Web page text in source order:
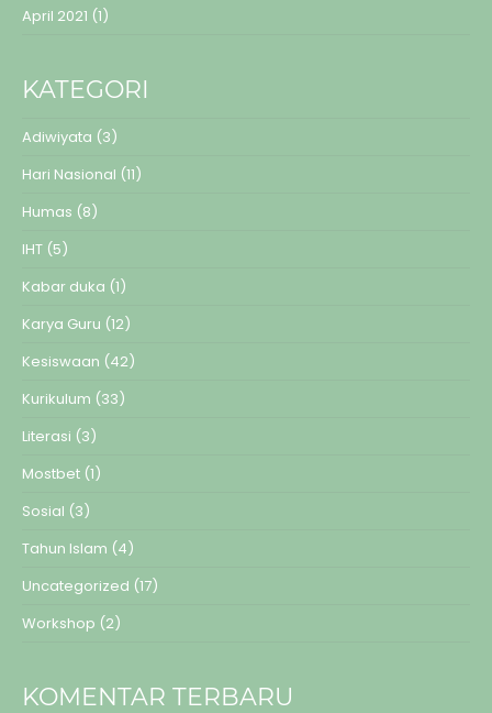
April 2021 (1)
KATEGORI
Adiwiyata (3)
Hari Nasional (11)
Humas (8)
IHT (5)
Kabar duka (1)
Karya Guru (12)
Kesiswaan (42)
Kurikulum (33)
Literasi (3)
Mostbet (1)
Sosial (3)
Tahun Islam (4)
Uncategorized (17)
Workshop (2)
KOMENTAR TERBARU